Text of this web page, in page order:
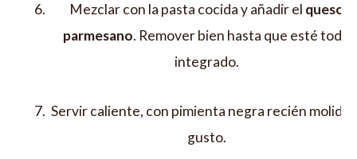
Mezclar con la pasta cocida y añadir el queso
parmesano. Remover bien hasta que esté todo
integrado.
Servir caliente, con pimienta negra recién molida
gusto.